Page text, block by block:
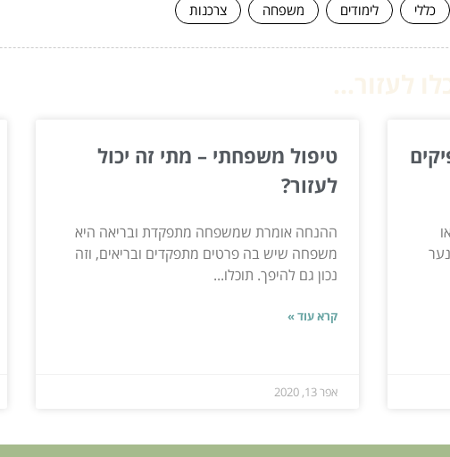
כללי לימודים משפחה צרכנות
טיפול משפחתי – מתי זה יכול
לעזור?
ההנחה אומרת שמשפחה מתפקדת ובריאה היא
משפחה שיש בה פרטים מתפקדים ובריאים, וזה
נכון גם להיפך. תוכלו...
קרא עוד »
אפר 13, 2020